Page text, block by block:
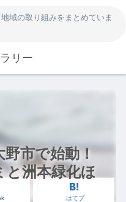
域の取り組みをまとめていま
リー
野市で始動！
と洲本緑化ほ
はてブ